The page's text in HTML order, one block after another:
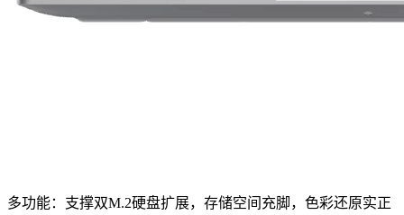
多功能：支撑双M.2硬盘扩展，存储空间充脚，色彩还原实正